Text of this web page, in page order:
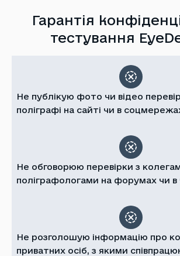
Гарантія
тестування
Не публікую фото чи відео
поліграфі на сайті чи в
Не обговорюю перевірки з
поліграфологами на форумах чи в
Не розголошую інформацію про
приватних осіб, з якими